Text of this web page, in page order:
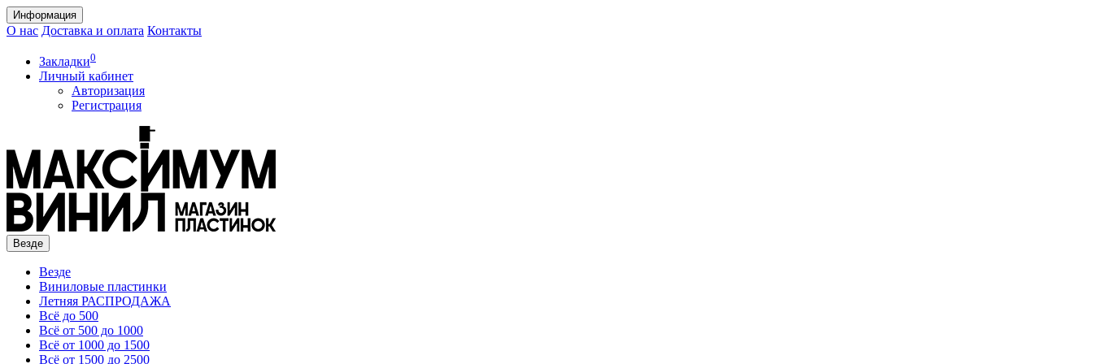
Информация
О нас Доставка и оплата Контакты
Закладки0
Личный кабинет
Авторизация
Регистрация
Везде
Везде
Виниловые пластинки
Летняя РАСПРОДАЖА
Всё до 500
Всё от 500 до 1000
Всё от 1000 до 1500
Всё от 1500 до 2500